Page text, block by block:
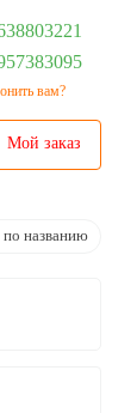
вам?
Мой заказ
по названию